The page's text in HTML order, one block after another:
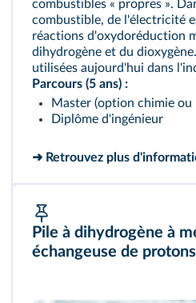
combustibles « propres ».
combustible, de l'électricité
réactions d'oxydoréduction
dihydrogène et du
utilisées aujourd'hui dans
Parcours (5 ans) :
Master (option chimie ou
Diplôme d'ingénieur
➜ Retrouvez plus
Pile à dihydrogène à
échangeuse de protons